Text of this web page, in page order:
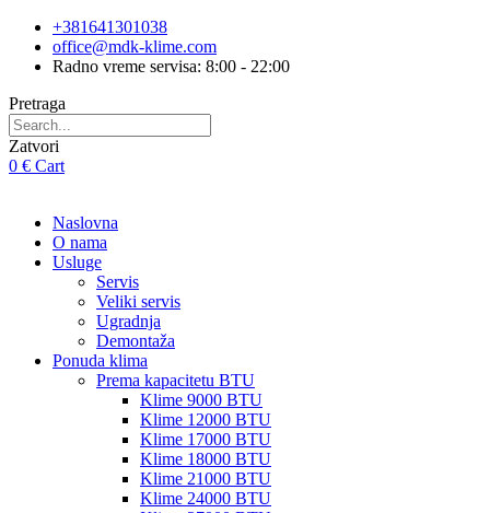
Skip
content
+381641301038
office@mdk-klime.com
Radno vreme servisa: 8:00 - 22:00
Pretraga
Zatvori
0 € Cart
Naslovna
O nama
Usluge
Servis
Veliki servis
Ugradnja
Demontaža
Ponuda klima
Prema kapacitetu BTU
Klime 9000 BTU
Klime 12000 BTU
Klime 17000 BTU
Klime 18000 BTU
Klime 21000 BTU
Klime 24000 BTU